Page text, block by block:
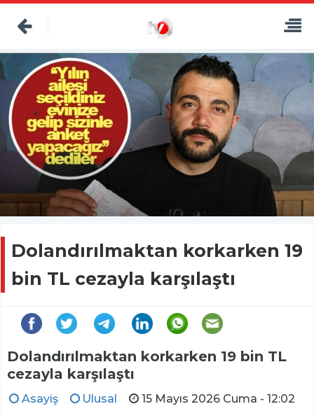
Dolandırılmaktan korkarken 19
bin TL cezayla karşılaştı
Dolandırılmaktan korkarken 19 bin TL
cezayla karşılaştı
Asayiş Ulusal 15 Mayıs 2026 Cuma - 12:02